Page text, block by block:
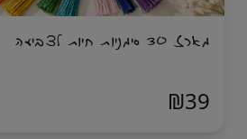
מארז 30 סימניות חיות לצביעה
₪39